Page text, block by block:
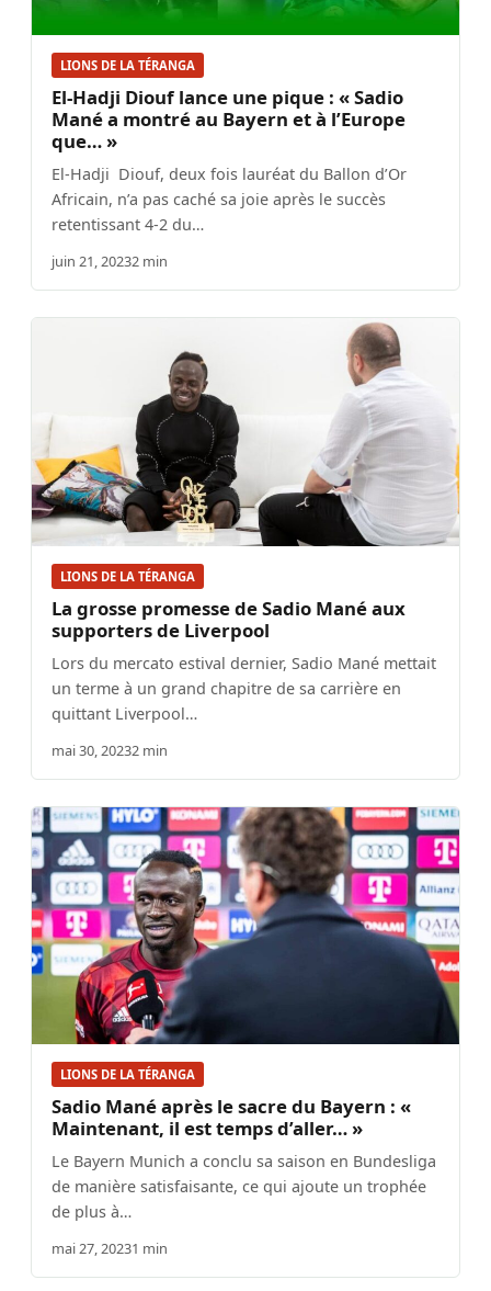
LIONS DE LA TÉRANGA
El-Hadji Diouf lance une pique : « Sadio
Mané a montré au Bayern et à l’Europe
que… »
El-Hadji Diouf, deux fois lauréat du Ballon d’Or
Africain, n’a pas caché sa joie après le succès
retentissant 4-2 du…
juin 21, 20232 min
LIONS DE LA TÉRANGA
La grosse promesse de Sadio Mané aux
supporters de Liverpool
Lors du mercato estival dernier, Sadio Mané mettait
un terme à un grand chapitre de sa carrière en
quittant Liverpool…
mai 30, 20232 min
LIONS DE LA TÉRANGA
Sadio Mané après le sacre du Bayern : «
Maintenant, il est temps d’aller… »
Le Bayern Munich a conclu sa saison en Bundesliga
de manière satisfaisante, ce qui ajoute un trophée
de plus à…
mai 27, 20231 min